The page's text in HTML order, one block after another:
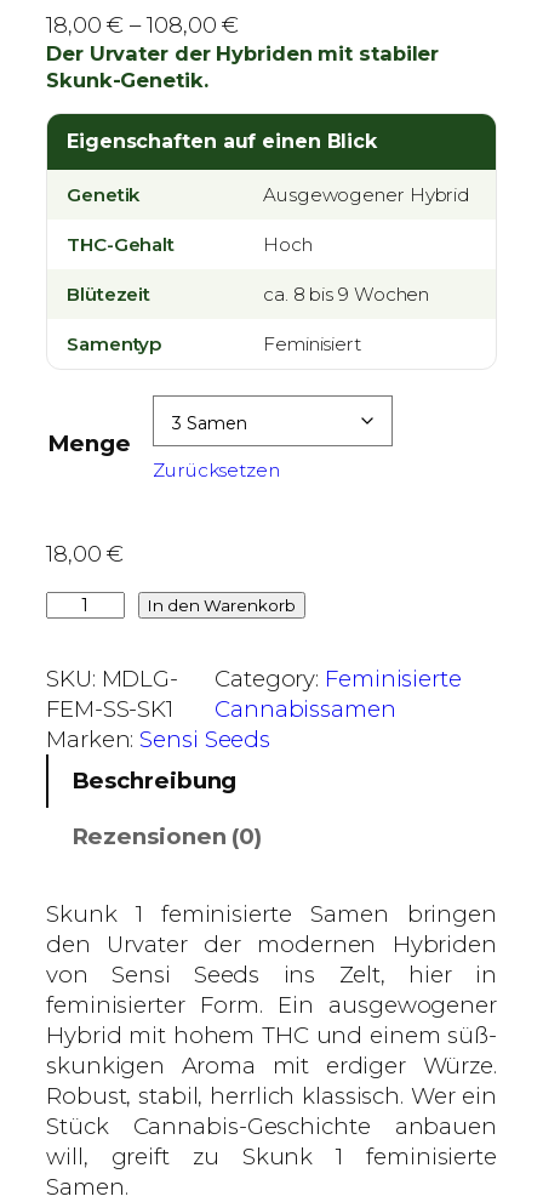
18,00€ –108,00€
r
i
s
s
8
,
0
b
1
0
8
0
€
Der Urvater der Hybriden mit stabiler
Skunk-Genetik.
Eigenschaften auf einen Blick
Genetik Ausgewogener Hybrid
THC-Gehalt Hoch
Blütezeit ca. 8 bis 9 Wochen
Samentyp Feminisiert
Menge
Zurücksetzen
18,00€
u
n
k
1
s
i
S
e
e
d
s
–
f
e
In den Warenkorb
SKU: MDLG-
FEM-SS-SK1
Category: Feminisierte
Cannabissamen
Marken:Sensi Seeds
Beschreibung
Rezensionen (0)
Skunk 1 feminisierte Samen bringen
den Urvater der modernen Hybriden
von Sensi Seeds ins Zelt, hier in
feminisierter Form. Ein ausgewogener
Hybrid mit hohem THC und einem süß-
skunkigen Aroma mit erdiger Würze.
Robust, stabil, herrlich klassisch. Wer ein
Stück Cannabis-Geschichte anbauen
will, greift zu Skunk 1 feminisierte
Samen.